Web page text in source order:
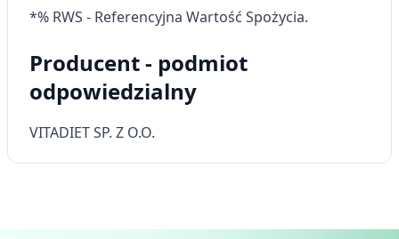
*% RWS - Referencyjna Wartość Spożycia.
Producent - podmiot
odpowiedzialny
VITADIET SP. Z O.O.